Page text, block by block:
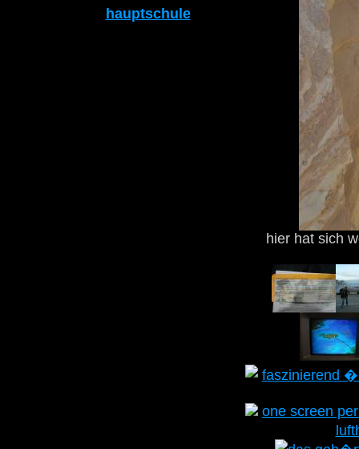
hauptschule
hier hat sich